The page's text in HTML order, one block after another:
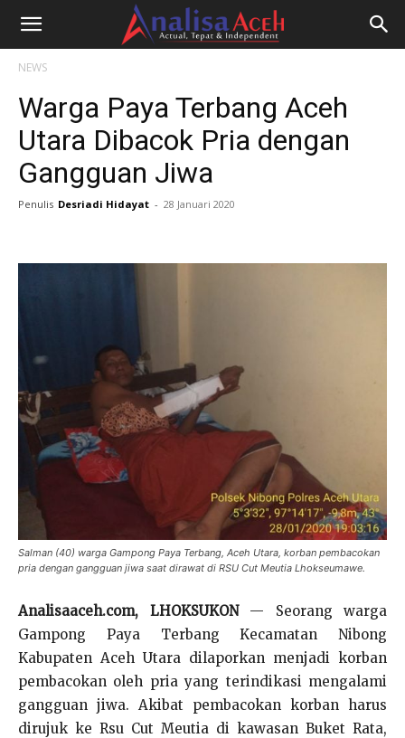
NEWS
Warga Paya Terbang Aceh
Utara Dibacok Pria dengan
Gangguan Jiwa
Penulis Desriadi Hidayat - 28 Januari 2020
Salman (40) warga Gampong Paya Terbang, Aceh Utara, korban pembacokan
pria dengan gangguan jiwa saat dirawat di RSU Cut Meutia Lhokseumawe.
Analisaaceh.com, LHOKSUKON— Seorang warga
Gampong Paya Terbang Kecamatan Nibong
Kabupaten Aceh Utara dilaporkan menjadi korban
pembacokan oleh pria yang terindikasi mengalami
gangguan jiwa. Akibat pembacokan korban harus
dirujuk ke Rsu Cut Meutia di kawasan Buket Rata,